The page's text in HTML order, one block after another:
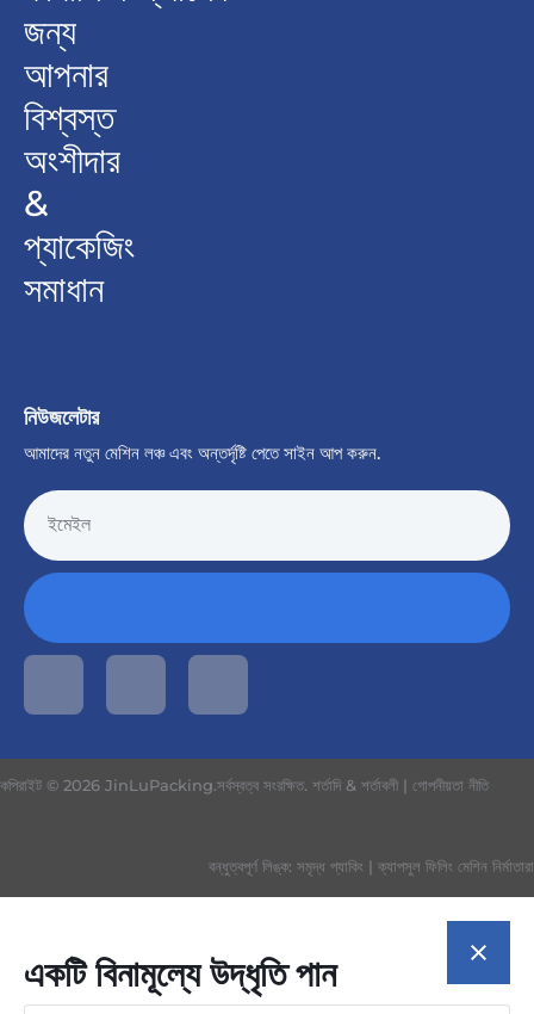
জন্য
আপনার
বিশ্বস্ত
অংশীদার
&
প্যাকেজিং
সমাধান
নিউজলেটার
আমাদের নতুন মেশিন লঞ্চ এবং অন্তর্দৃষ্টি পেতে সাইন আপ করুন.
কপিরাইট © 2026 JinLuPacking.সর্বস্বত্ব সংরক্ষিত. শর্তাদি & শর্তাবলী | গোপনীয়তা নীতি
বন্ধুত্বপূর্ণ লিঙ্ক: সমৃদ্ধ প্যাকিং | ক্যাপসুল ফিলিং মেশিন নির্মাতারা
একটি বিনামূল্যে উদ্ধৃতি পান